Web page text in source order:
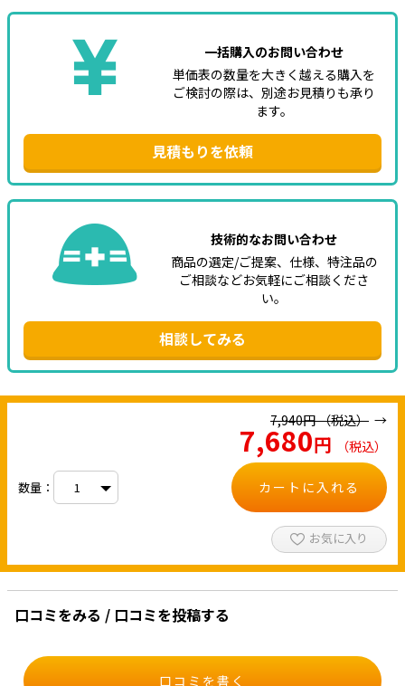
一括購入のお問い合わせ
単価表の数量を大きく越える購入を
ご検討の際は、別途お見積りも承り
ます。
見積もりを依頼
技術的なお問い合わせ
商品の選定/ご提案、仕様、特注品の
ご相談などお気軽にご相談くださ
い。
相談してみる
7,940円（税込）
7,680円 （税込）
数量： カートに入れる
お気に入り
口コミをみる / 口コミを投稿する
口コミを書く